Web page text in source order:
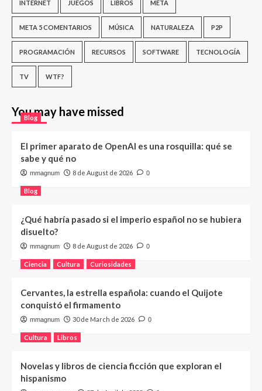
INTERNET JUEGOS LIBROS META
META 5 COMENTARIOS MÚSICA NATURALEZA P2P
PROGRAMACIÓN RECURSOS SOFTWARE TECNOLOGÍA
TV WTF?
You may have missed
Blog
El primer aparato de OpenAI es una rosquilla: qué se
sabe y qué no
mmagnum 8 de August de 2026 0
Blog
¿Qué habría pasado si el imperio español no se hubiera
disuelto?
mmagnum 8 de August de 2026 0
Ciencia Cultura Curiosidades
Cervantes, la estrella española: cuando el Quijote
conquistó el firmamento
mmagnum 30 de March de 2026 0
Cultura Libros
Novelas y libros de ciencia ficción que exploran el
hispanismo